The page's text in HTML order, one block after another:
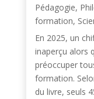
Pédagogie,
formation,
En 2025, un
inaperçu alors
préoccuper
formation.
du livre, seuls